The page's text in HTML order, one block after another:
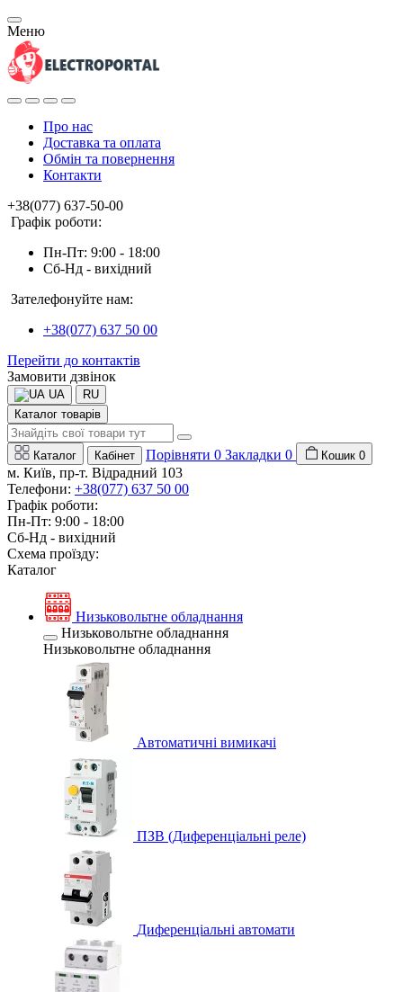
Меню
Про нас
Доставка та оплата
Обмін та повернення
Контакти
+38(077) 637-50-00
Графік роботи:
Пн-Пт: 9:00 - 18:00
Сб-Нд - вихідний
Зателефонуйте нам:
+38(077) 637 50 00
Перейти до контактів
Замовити дзвінок
UA
RU
Каталог товарів
Каталог Кабінет Порівняти 0 Закладки 0 Кошик 0
м. Київ, пр-т. Відрадний 103
Телефони: +38(077) 637 50 00
Графік роботи:
Пн-Пт: 9:00 - 18:00
Сб-Нд - вихідний
Схема проїзду:
Каталог
Низьковольтне обладнання
Низьковольтне обладнання
Низьковольтне обладнання
Автоматичні вимикачі
ПЗВ (Диференціальні реле)
Диференціальні автомати